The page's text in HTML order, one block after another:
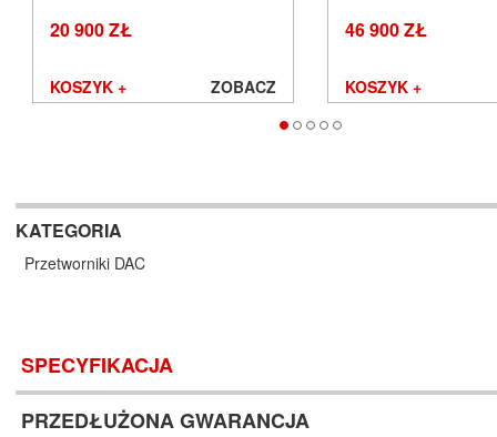
20 900 ZŁ
KOSZYK + ZOBACZ
46 900 ZŁ
KOSZYK +
KATEGORIA
Przetworniki DAC
SPECYFIKACJA
PRZEDŁUŻONA GWARANCJA